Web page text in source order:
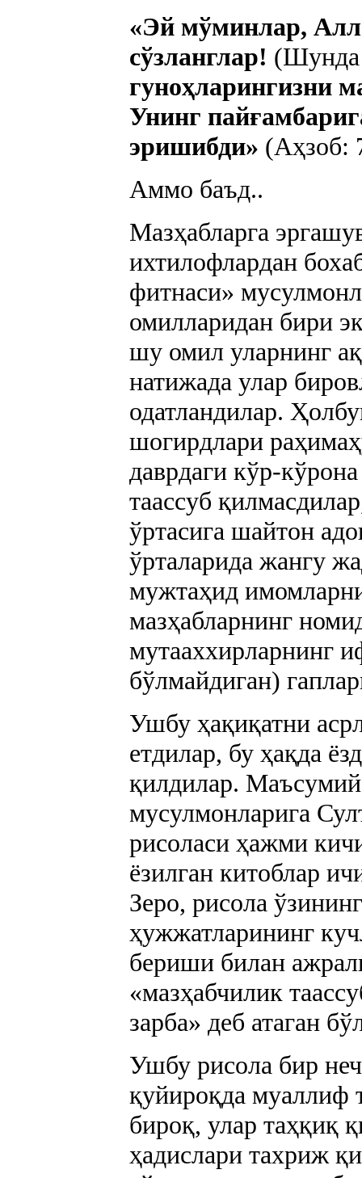
«Эй мўминлар,
сўзланглар!
гуноҳларингизни
Унинг
эришибди» (Аҳзоб:
Аммо баъд..
Мазҳабларга
ихтилофлардан
фитнаси»
омилларидан бири
шу омил уларнинг
натижада улар
одатландилар.
шогирдлари
даврдаги кўр-
таассуб
ўртасига шайтон
ўрталарида жангу
мужтаҳид
мазҳабларнинг
мутааххирларнинг
бўлмайдиган)
Ушбу ҳақиқатни
етдилар, бу ҳақда
қилдилар.
мусулмонларига
рисоласи ҳажми
ёзилган китоблар
Зеро, рисола
ҳужжатларининг
бериши билан
«мазҳабчилик
зарба» деб атаган
Ушбу рисола бир
қуйироқда муаллиф
бироқ, улар таҳқиқ
ҳадислари тахриж